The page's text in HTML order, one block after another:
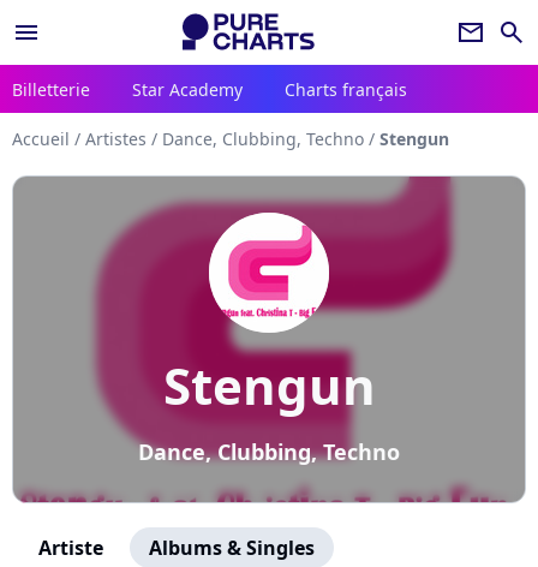
menu newsletter search
Billetterie Star Academy Charts français
Accueil / Artistes / Dance, Clubbing, Techno / Stengun
Stengun
Dance, Clubbing, Techno
Artiste Albums & Singles